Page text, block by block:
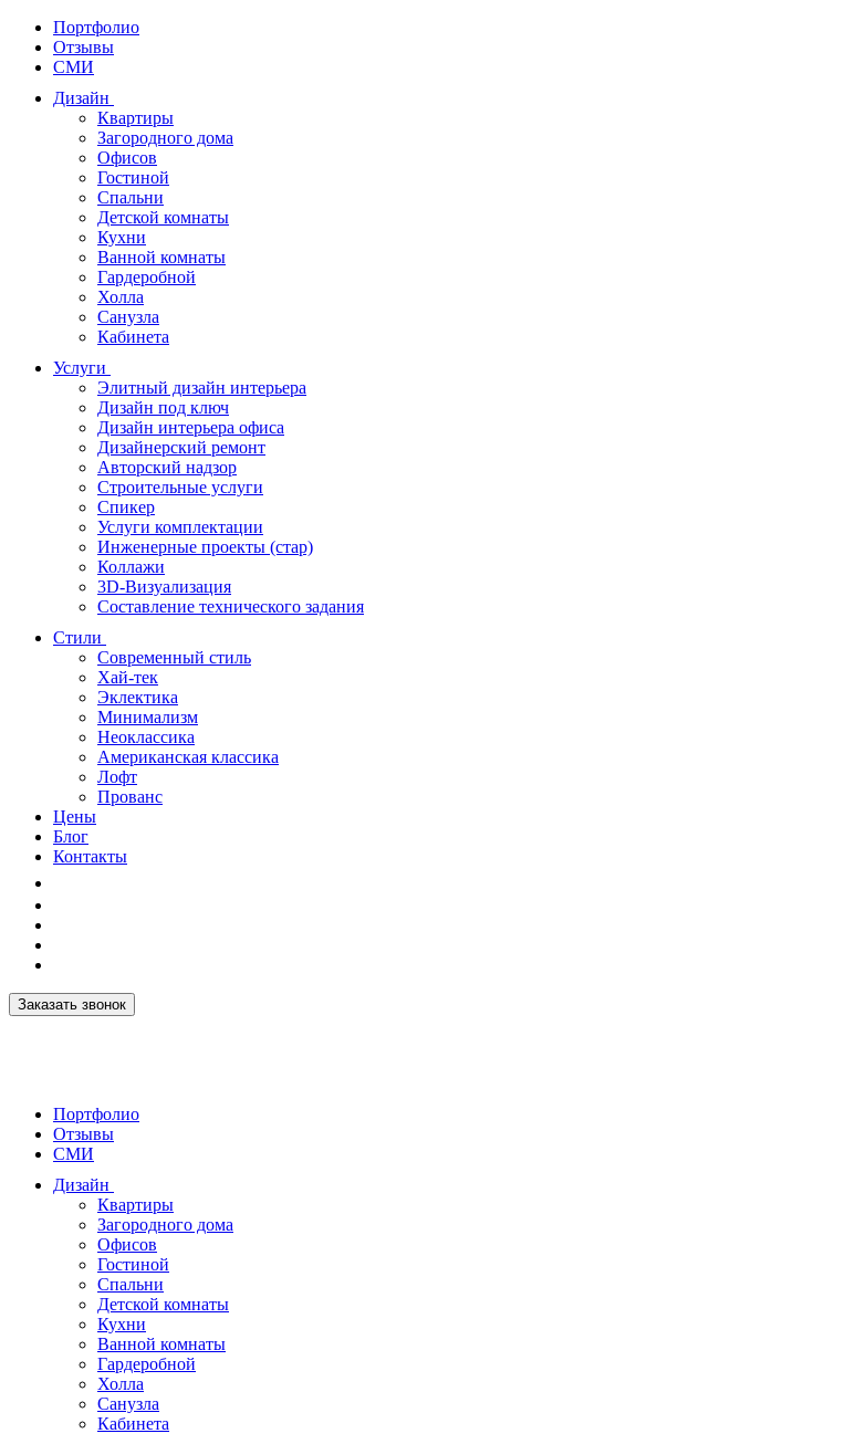
Портфолио
Отзывы
СМИ
Дизайн
Квартиры
Загородного дома
Офисов
Гостиной
Спальни
Детской комнаты
Кухни
Ванной комнаты
Гардеробной
Холла
Санузла
Кабинета
Услуги
Элитный дизайн интерьера
Дизайн под ключ
Дизайн интерьера офиса
Дизайнерский ремонт
Авторский надзор
Строительные услуги
Спикер
Услуги комплектации
Инженерные проекты (стар)
Коллажи
3D-Визуализация
Составление технического задания
Стили
Современный стиль
Хай-тек
Эклектика
Минимализм
Неоклассика
Американская классика
Лофт
Прованс
Цены
Блог
Контакты
Заказать звонок
Портфолио
Отзывы
СМИ
Дизайн
Квартиры
Загородного дома
Офисов
Гостиной
Спальни
Детской комнаты
Кухни
Ванной комнаты
Гардеробной
Холла
Санузла
Кабинета